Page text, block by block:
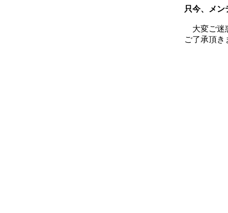
只今、メン
大変ご迷
ご了承頂き